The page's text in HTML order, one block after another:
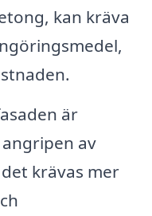
kan kräva
är
av
krävas mer